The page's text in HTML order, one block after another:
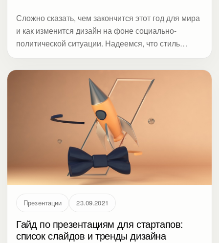
решение, которое влияет на ваш бизнес.
Сложно сказать, чем закончится этот год для мира
и как изменится дизайн на фоне социально-
политической ситуации. Надеемся, что стиль
его нет. Студия Метод дает подборку трендов
дизайна презентаций, которые начали набирать
оборот в конце прошлого года и пока актуальны
для 2022-го. Даже сейчас от слайдов избавиться
не получится.
Презентации 23.09.2021
Гайд по презентациям для стартапов:
список слайдов и тренды дизайна